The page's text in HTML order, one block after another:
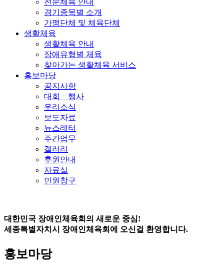
전문체육 안내
경기종목별 소개
가맹단체 및 체육단체
생활체육
생활체육 안내
장애유형별 체육
찾아가는 생활체육 서비스
홍보마당
공지사항
대회ㆍ행사
우리소식
보도자료
뉴스레터
주간업무
갤러리
후원안내
자료실
민원창구
대한민국 장애인체육회의 새로운 중심!
세종특별자치시 장애인체육회에 오신걸 환영합니다.
홍보마당